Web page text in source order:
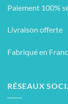
Paiement 100%
Livraison offerte
Fabriqué en
RÉSEAUX